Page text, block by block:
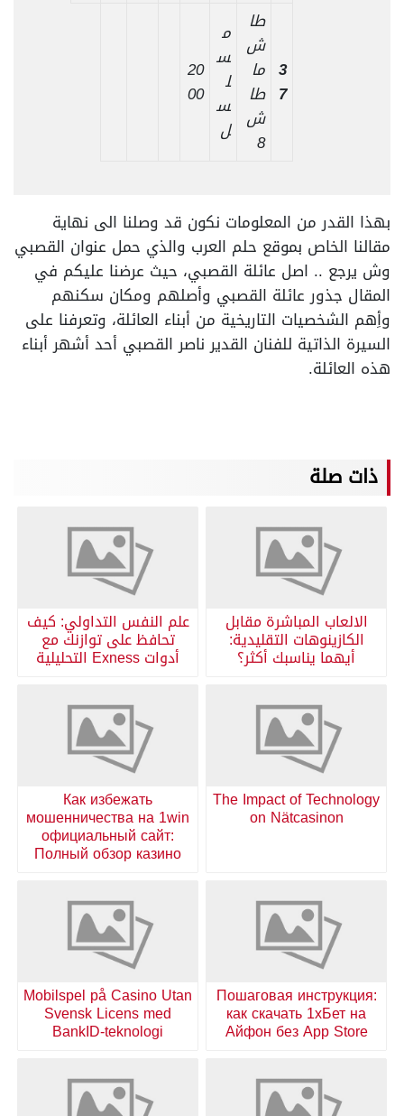
3
7
طا
ش
ما
طا
ش
8
م
س
ل
س
ل
20
00
بهذا القدر من المعلومات نكون قد وصلنا الى نهاية
مقالنا الخاص بموقع حلم العرب والذي حمل عنوان القصبي
وش يرجع .. اصل عائلة القصبي، حيث عرضنا عليكم في
المقال جذور عائلة القصبي وأصلهم ومكان سكنهم
وأِهم الشخصيات التاريخية من أبناء العائلة، وتعرفنا على
السيرة الذاتية للفنان القدير ناصر القصبي أحد أشهر أبناء
هذه العائلة.
ذات صلة
الالعاب المباشرة مقابل
الكازينوهات التقليدية:
أيهما يناسبك أكثر؟
علم النفس التداولي: كيف
تحافظ على توازنك مع
أدوات Exness التحليلية
The Impact of Technology
on Nätcasinon
Как избежать
мошенничества на 1win
официальный сайт:
Полный обзор казино
Пошаговая инструкция:
как скачать 1хБет на
Айфон без App Store
Mobilspel på Casino Utan
Svensk Licens med
BankID-teknologi